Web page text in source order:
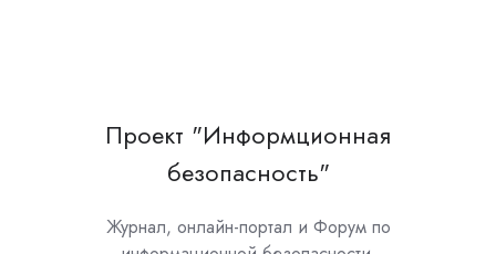
Проект "Информционная
безопасность"
Журнал, онлайн-портал и Форум по